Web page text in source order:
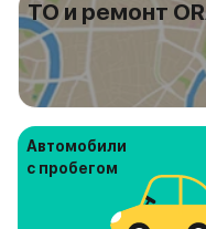
ТО и ремонт
Автомобили
с пробегом